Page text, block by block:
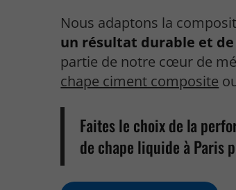
Nous adaptons la
un résultat durable et
partie de notre cœur de
chape ciment composite
Faites le choix de la
de chape liquide à Paris